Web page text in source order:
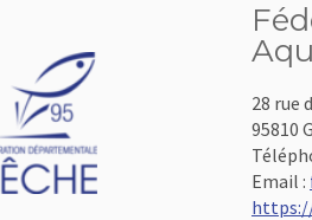
28 rue
95810
Email :